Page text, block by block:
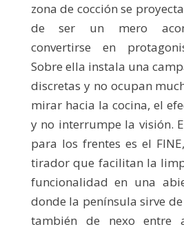
zona de cocción se
de ser un mero
convertirse en
Sobre ella instala una
discretas y no ocupan
mirar hacia la cocina, el
y no interrumpe la visión.
para los frentes es el
tirador que facilitan la
funcionalidad en una
donde la península sirve
también de nexo entre